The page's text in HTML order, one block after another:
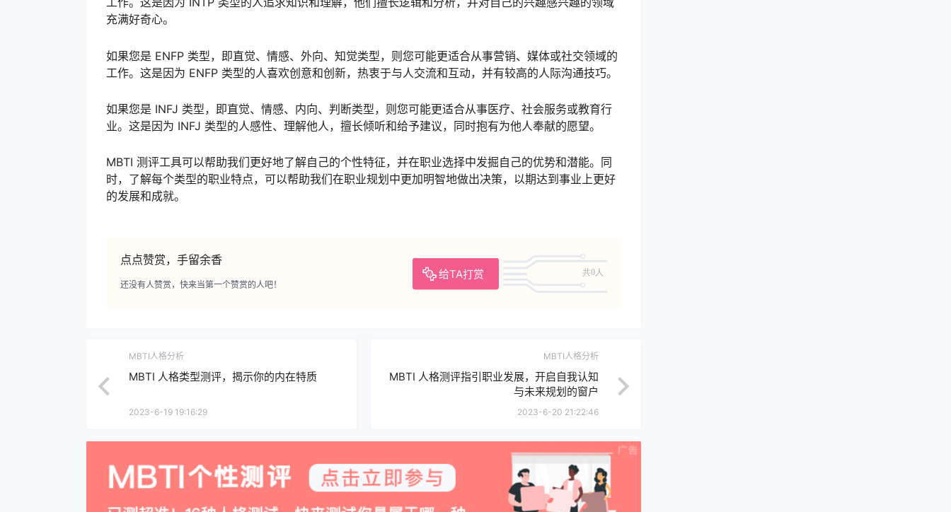
充满好奇心。
如果您是 ENFP 类型，即直觉、情感、外向、知觉类型，则您可能更适合从事营销、媒体或社交领域的
工作。这是因为 ENFP 类型的人喜欢创意和创新，热衷于与人交流和互动，并有较高的人际沟通技巧。
如果您是 INFJ 类型，即直觉、情感、内向、判断类型，则您可能更适合从事医疗、社会服务或教育行
业。这是因为 INFJ 类型的人感性、理解他人，擅长倾听和给予建议，同时抱有为他人奉献的愿望。
MBTI 测评工具可以帮助我们更好地了解自己的个性特征，并在职业选择中发掘自己的优势和潜能。同
时，了解每个类型的职业特点，可以帮助我们在职业规划中更加明智地做出决策，以期达到事业上更好
的发展和成就。
点点赞赏，手留余香
给TA打赏 共0人
还没有人赞赏，快来当第一个赞赏的人吧！
MBTI人格分析
MBTI 人格类型测评，揭示你的内在特质
2023-6-19 19:16:29
MBTI人格分析
MBTI 人格测评指引职业发展，开启自我认知
与未来规划的窗户
2023-6-20 21:22:46